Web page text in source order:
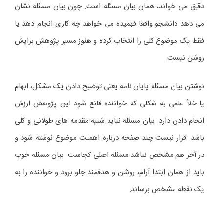
دقیق می خواند، همان بیان مسئله است. چون بیان مسئله نشان
می دهد دانشجو واقعا فهمیده می خواهد چه کاری انجام دهد یا
فقط یک موضوع کلی را انتخاب کرده و هنوز مسیر پژوهش برایش
روشن نیست.
نوشتن بیان مسئله پایان نامه یعنی توضیح دادن یک مشکل، ابهام
یا خلأ علمی به شکلی که خواننده قانع شود این پژوهش ارزش
انجام دادن دارد. بیان مسئله نباید شبیه مقدمه های طولانی و کلی
باشد. قرار نیست چند صفحه درباره اهمیت موضوع نوشته شود و
در آخر هم مشخص نباشد مسئله اصلی کجاست. بیان مسئله خوب
باید از همان ابتدا آرام، روشن و هدفمند جلو برود و خواننده را به
یک نقطه مشخص برساند.